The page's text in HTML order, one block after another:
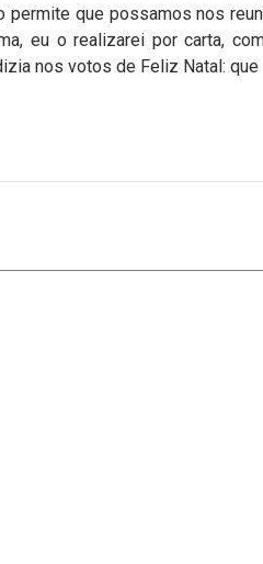
permite que possamos nos
eu o realizarei por carta,
nos votos de Feliz Natal: que